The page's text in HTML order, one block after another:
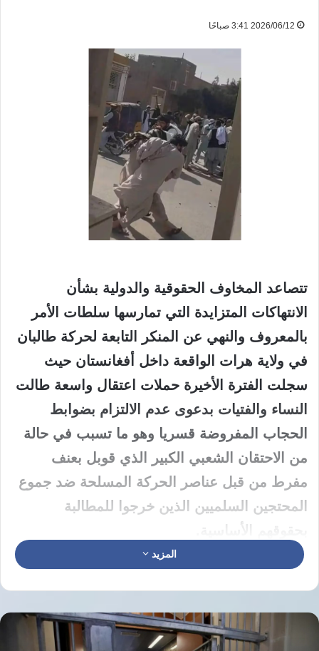
2026/06/12 3:41 صباحًا
تتصاعد المخاوف الحقوقية والدولية بشأن
الانتهاكات المتزايدة التي تمارسها سلطات الأمر
بالمعروف والنهي عن المنكر التابعة لحركة طالبان
في ولاية هرات الواقعة داخل أفغانستان حيث
سجلت الفترة الأخيرة حملات اعتقال واسعة طالت
النساء والفتيات بدعوى عدم الالتزام بضوابط
الحجاب المفروضة قسريا وهو ما تسبب في حالة
من الاحتقان الشعبي الكبير الذي قوبل بعنف
مفرط من قبل عناصر الحركة المسلحة ضد جموع
المحتجين السلميين الذين خرجوا للمطالبة
تتابع المقررة الخاصة للأمم المتحدة المعنية بالعنف
الميدانية في ولاية هرات بقلق بالغ حيث أكدت
على ضرورة إنهاء الممارسات القمعية التي
المزيد